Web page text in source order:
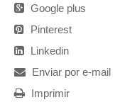
Google plus
Pinterest
Linkedin
Enviar por e-mail
Imprimir